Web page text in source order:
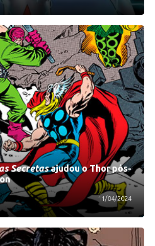
Secretasajudou o Thor pós-
11/04/2024